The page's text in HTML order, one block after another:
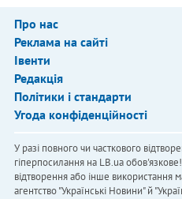
Про нас
Реклама на сайті
Івенти
Редакція
Політики і стандарти
Угода конфіденційності
У разі повного чи часткового
гіперпосилання на LB.ua
відтворення або інше використання
агентство "Українськi Новини" й